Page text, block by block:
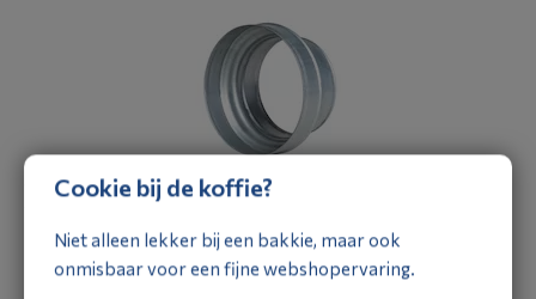
Verloop overmaats RCF 160-125
Offerte aanvragen
Cookie bij de koffie?
Niet alleen lekker bij een bakkie, maar ook
onmisbaar voor een fijne webshopervaring.